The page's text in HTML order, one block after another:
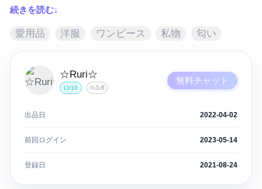
続きを読む↓
愛用品 洋服 ワンピース 私物 匂い
☆Ruri☆
LV10 出品者
無料チャット
出品日 2022-04-02
前回ログイン 2023-05-14
登録日 2021-08-24